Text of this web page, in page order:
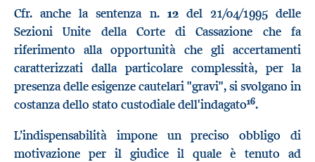
Cfr. anche la sentenza n. 12del 21/04/1995 delle
Sezioni Unite della Corte di Cassazione che fa
riferimento alla opportunità che gli accertamenti
caratterizzati dalla particolare complessità, per la
presenza delle esigenze cautelari "gravi", si svolgano in
costanza dello stato custodiale dell'indagato16.
L’indispensabilità impone un preciso obbligo di
motivazione per il giudice il quale è tenuto ad